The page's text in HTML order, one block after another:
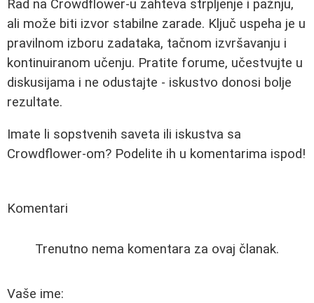
Rad na Crowdflower-u zahteva strpljenje i pažnju,
ali može biti izvor stabilne zarade. Ključ uspeha je u
pravilnom izboru zadataka, tačnom izvršavanju i
kontinuiranom učenju. Pratite forume, učestvujte u
diskusijama i ne odustajte - iskustvo donosi bolje
rezultate.
Imate li sopstvenih saveta ili iskustva sa
Crowdflower-om? Podelite ih u komentarima ispod!
Komentari
Trenutno nema komentara za ovaj članak.
Vaše ime: